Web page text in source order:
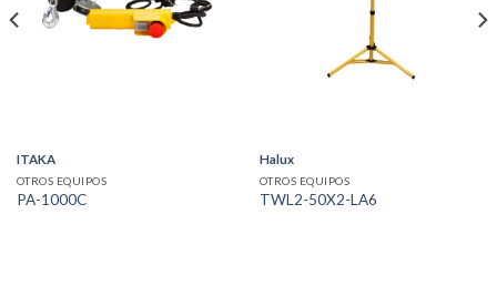
ITAKA
OTROS EQUIPOS
PA-1000C
Halux
OTROS EQUIPOS
TWL2-50X2-LA6